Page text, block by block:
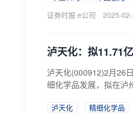
证券时报·e公司
2025-
泸天化：拟11.71
泸天化(000912)2月26
细化学品发展，拟在泸
泸天化 精细化学品